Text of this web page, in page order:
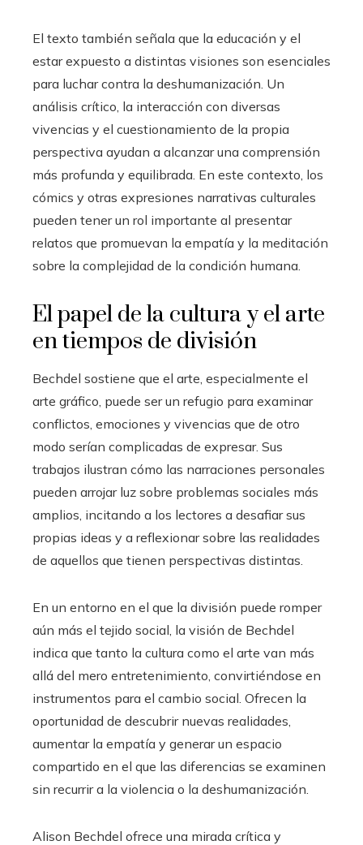
El texto también señala que la educación y el
estar expuesto a distintas visiones son esenciales
para luchar contra la deshumanización. Un
análisis crítico, la interacción con diversas
vivencias y el cuestionamiento de la propia
perspectiva ayudan a alcanzar una comprensión
más profunda y equilibrada. En este contexto, los
cómics y otras expresiones narrativas culturales
pueden tener un rol importante al presentar
relatos que promuevan la empatía y la meditación
sobre la complejidad de la condición humana.
El papel de la cultura y el arte
en tiempos de división
Bechdel sostiene que el arte, especialmente el
arte gráfico, puede ser un refugio para examinar
conflictos, emociones y vivencias que de otro
modo serían complicadas de expresar. Sus
trabajos ilustran cómo las narraciones personales
pueden arrojar luz sobre problemas sociales más
amplios, incitando a los lectores a desafiar sus
propias ideas y a reflexionar sobre las realidades
de aquellos que tienen perspectivas distintas.
En un entorno en el que la división puede romper
aún más el tejido social, la visión de Bechdel
indica que tanto la cultura como el arte van más
allá del mero entretenimiento, convirtiéndose en
instrumentos para el cambio social. Ofrecen la
oportunidad de descubrir nuevas realidades,
aumentar la empatía y generar un espacio
compartido en el que las diferencias se examinen
sin recurrir a la violencia o la deshumanización.
Alison Bechdel ofrece una mirada crítica y